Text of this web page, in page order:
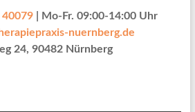
40079| Mo-Fr. 09:00-14:00 Uhr
nuernberg.de
24, 90482 Nürnberg